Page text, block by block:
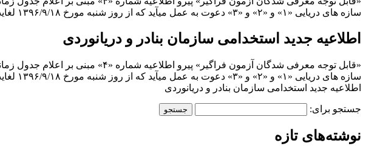
سازه های دریایی «۱» و «۲» و «۳» دعوت به عمل میآید که از روز شنبه مورخ ۱۳۹۶/۹/۱۸ لغایت روز […]
اطلاعیه جدید استخدامی سازمان بنادر و دریانوردی
سازه های دریایی «۱» و «۲» و «۳» دعوت به عمل میآید که از روز شنبه مورخ ۱۳۹۶/۹/۱۸ لغایت روز […]
اطلاعیه جدید استخدامی سازمان بنادر و دریانوردی
جستجو برای:
نوشته‌های تازه